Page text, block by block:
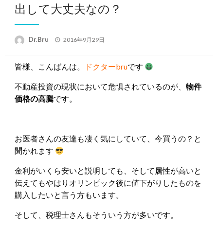
出して大丈夫なの？
Dr.Bru
投
2016年9月29日
皆様、こんばんは。 ドクターbruです
不動産投資の現状において危惧されているのが、 物件
価格の高騰です。
お医者さんの友達も凄く気にしていて、今買うの？と
聞かれます
金利がいくら安いと説明しても、そして属性が高いと
伝えてもやはりオリンピック後に値下がりしたものを
購入したいと言う方もいます。
そして、税理士さんもそういう方が多いです。